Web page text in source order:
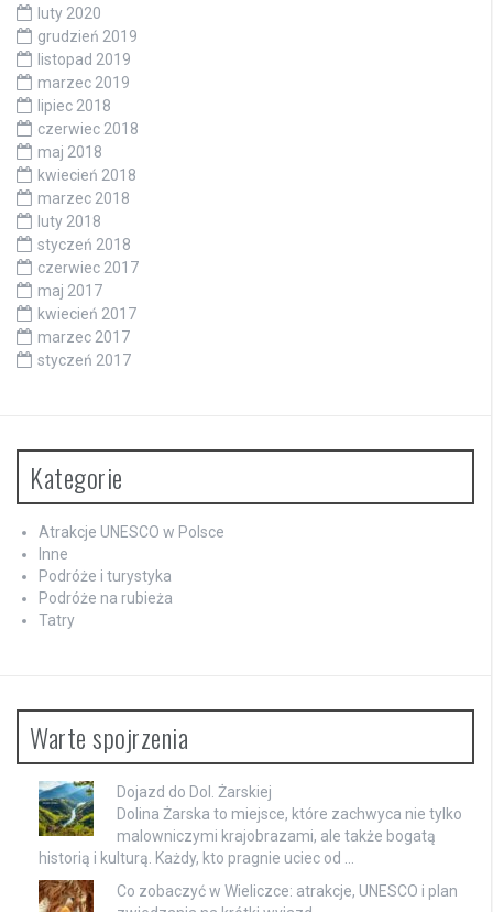
luty 2020
grudzień 2019
listopad 2019
marzec 2019
lipiec 2018
czerwiec 2018
maj 2018
kwiecień 2018
marzec 2018
luty 2018
styczeń 2018
czerwiec 2017
maj 2017
kwiecień 2017
marzec 2017
styczeń 2017
Kategorie
Atrakcje UNESCO w Polsce
Inne
Podróże i turystyka
Podróże na rubieża
Tatry
Warte spojrzenia
Dojazd do Dol. Żarskiej
Dolina Żarska to miejsce, które zachwyca nie tylko
malowniczymi krajobrazami, ale także bogatą
historią i kulturą. Każdy, kto pragnie uciec od …
Co zobaczyć w Wieliczce: atrakcje, UNESCO i plan